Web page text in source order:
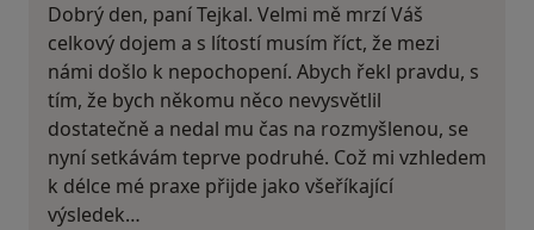
Dobrý den, paní Tejkal. Velmi mě mrzí Váš
celkový dojem a s lítostí musím říct, že mezi
námi došlo k nepochopení. Abych řekl pravdu, s
tím, že bych někomu něco nevysvětlil
dostatečně a nedal mu čas na rozmyšlenou, se
nyní setkávám teprve podruhé. Což mi vzhledem
k délce mé praxe přijde jako všeříkající
výsledek…